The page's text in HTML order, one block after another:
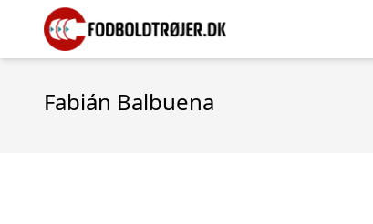
Fabián Balbuena